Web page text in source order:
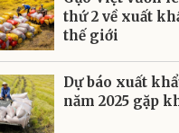
thứ 2 về xuất
thế giới
Dự báo xuất
năm 2025 gặp